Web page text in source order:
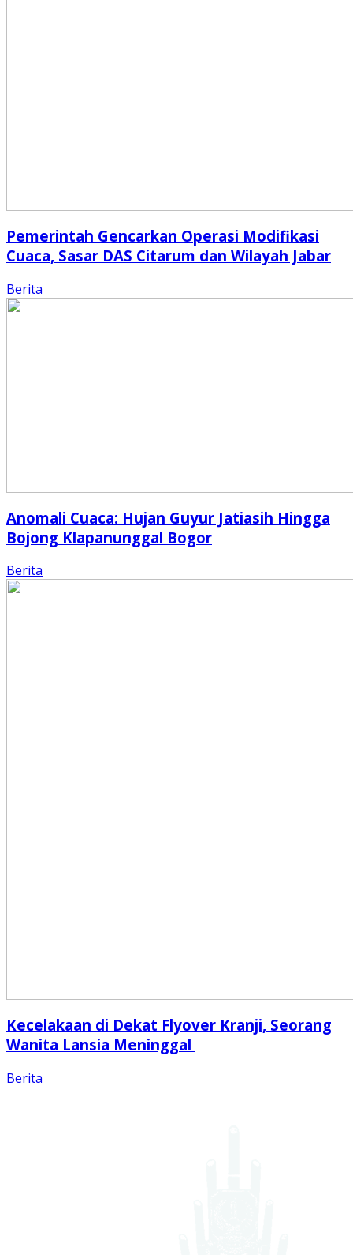
Pemerintah Gencarkan Operasi Modifikasi
Cuaca, Sasar DAS Citarum dan Wilayah Jabar
Berita
Anomali Cuaca: Hujan Guyur Jatiasih Hingga
Bojong Klapanunggal Bogor
Berita
Kecelakaan di Dekat Flyover Kranji, Seorang
Wanita Lansia Meninggal
Berita